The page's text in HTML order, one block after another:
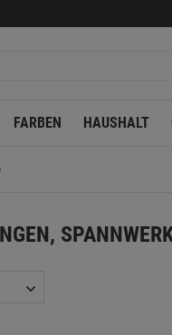
FARBEN HAUSHALT